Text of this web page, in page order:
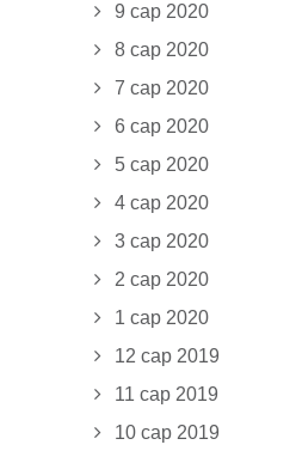
9 сар 2020
8 сар 2020
7 сар 2020
6 сар 2020
5 сар 2020
4 сар 2020
3 сар 2020
2 сар 2020
1 сар 2020
12 сар 2019
11 сар 2019
10 сар 2019